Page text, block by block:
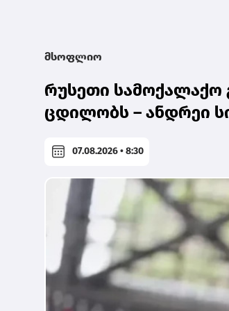
მსოფლიო
რუსეთი სამოქალაქო
ცდილობს – ანდრეი
07.08.2026 • 8:30